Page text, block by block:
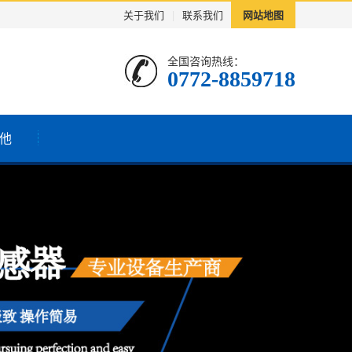
关于我们 联系我们 网站地图
全国咨询热线：
0772-8859718